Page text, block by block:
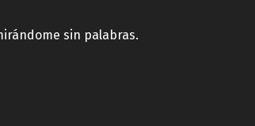
sin palabras.